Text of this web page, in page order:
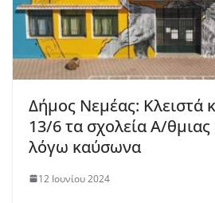
Δήμος Νεμέας: Κλειστά
13/6 τα σχολεία Α/
λόγω καύσωνα
12 Ιουνίου 2024